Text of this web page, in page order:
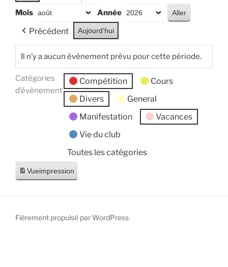
Mois Année
Précédent Aujourd’hui
Il n’y a aucun évènement prévu pour cette période.
Catégories
d’évènement
Compétition
Cours
Divers
General
Manifestation
Vacances
Vie du club
Toutes les catégories
Vueimpression
Fièrement propulsé par WordPress